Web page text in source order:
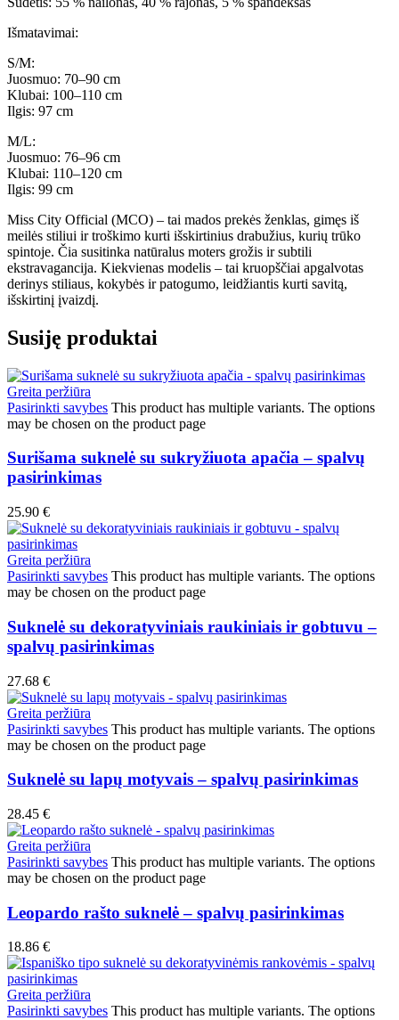
Išmatavimai:
S/M:
Juosmuo: 70–90 cm
Klubai: 100–110 cm
Ilgis: 97 cm
M/L:
Juosmuo: 76–96 cm
Klubai: 110–120 cm
Ilgis: 99 cm
Miss City Official (MCO) – tai mados prekės ženklas, gimęs iš
meilės stiliui ir troškimo kurti išskirtinius drabužius, kurių trūko
spintoje. Čia susitinka natūralus moters grožis ir subtili
ekstravagancija. Kiekvienas modelis – tai kruopščiai apgalvotas
derinys stiliaus, kokybės ir patogumo, leidžiantis kurti savitą,
išskirtinį įvaizdį.
Susiję produktai
Greita peržiūra
Pasirinkti savybes This product has multiple variants. The options
may be chosen on the product page
Surišama suknelė su sukryžiuota apačia – spalvų
pasirinkimas
25.90 €
Greita peržiūra
Pasirinkti savybes This product has multiple variants. The options
may be chosen on the product page
Suknelė su dekoratyviniais raukiniais ir gobtuvu –
spalvų pasirinkimas
27.68 €
Greita peržiūra
Pasirinkti savybes This product has multiple variants. The options
may be chosen on the product page
Suknelė su lapų motyvais – spalvų pasirinkimas
28.45 €
Greita peržiūra
Pasirinkti savybes This product has multiple variants. The options
may be chosen on the product page
Leopardo rašto suknelė – spalvų pasirinkimas
18.86 €
Greita peržiūra
Pasirinkti savybes This product has multiple variants. The options